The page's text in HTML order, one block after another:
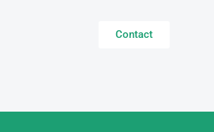
Contact